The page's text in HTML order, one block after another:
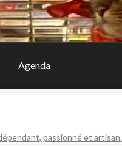
Agenda
passionné et artisan.